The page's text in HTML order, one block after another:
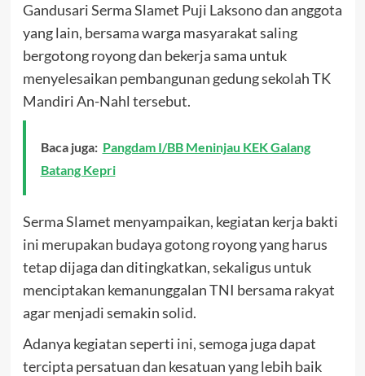
Gandusari Serma Slamet Puji Laksono dan anggota
yang lain, bersama warga masyarakat saling
bergotong royong dan bekerja sama untuk
menyelesaikan pembangunan gedung sekolah TK
Mandiri An-Nahl tersebut.
Baca juga: Pangdam I/BB Meninjau KEK Galang
Batang Kepri
Serma Slamet menyampaikan, kegiatan kerja bakti
ini merupakan budaya gotong royong yang harus
tetap dijaga dan ditingkatkan, sekaligus untuk
menciptakan kemanunggalan TNI bersama rakyat
agar menjadi semakin solid.
Adanya kegiatan seperti ini, semoga juga dapat
tercipta persatuan dan kesatuan yang lebih baik